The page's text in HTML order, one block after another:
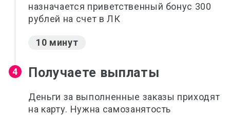
назначается приветственный бонус 300
рублей на счет в ЛК
10 минут
4 Получаете выплаты
Деньги за выполненные заказы приходят
на карту. Нужна самозанятость